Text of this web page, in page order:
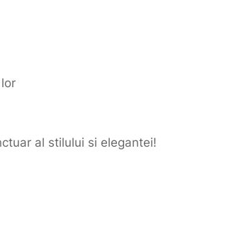
al stilului si elegantei!